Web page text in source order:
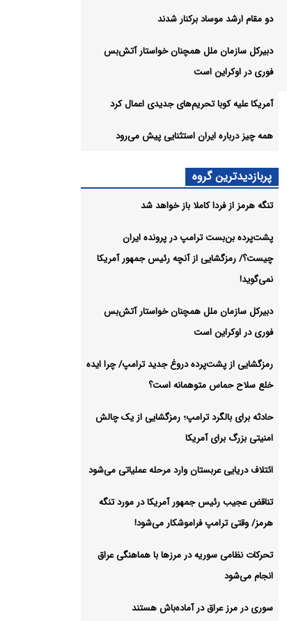
دو مقام ارشد موساد برکنار شدند
دبیرکل سازمان ملل همچنان خواستار آتش‌بس
فوری در اوکراین است
آمریکا علیه کوبا تحریم‌های جدیدی اعمال کرد
همه چیز درباره ایران استثنایی پیش می‌رود
پربازدیدترین گروه
تنگه هرمز از فردا کاملا باز خواهد شد
پشت‌پرده بن‌بست ترامپ در پرونده ایران
چیست؟/ رمزگشایی از آنچه رئیس جمهور آمریکا
نمی‌گوید!
دبیرکل سازمان ملل همچنان خواستار آتش‌بس
فوری در اوکراین است
رمزگشایی از پشت‌پرده دروغ جدید ترامپ/ چرا ایده
خلع سلاح حماس متوهمانه است؟
حادثه برای بالگرد ترامپ؛ رمزگشایی از یک چالش
امنیتی بزرگ برای آمریکا
ائتلاف دریایی عربستان وارد مرحله عملیاتی می‌شود
تناقض عجیب رئیس جمهور آمریکا در مورد تنگه
هرمز/ وقتی ترامپ فراموشکار می‌شود!
تحرکات نظامی سوریه در مرزها با هماهنگی عراق
انجام می‌شود
سوری در مرز عراق در آماده‌باش هستند